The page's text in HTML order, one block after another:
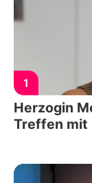
1
Herzogin
Treffen mit